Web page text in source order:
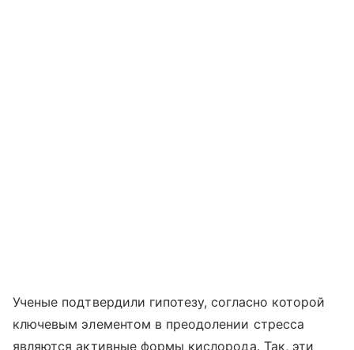
Ученые подтвердили гипотезу, согласно которой
ключевым элементом в преодолении стресса
являются активные формы кислорода. Так, эти